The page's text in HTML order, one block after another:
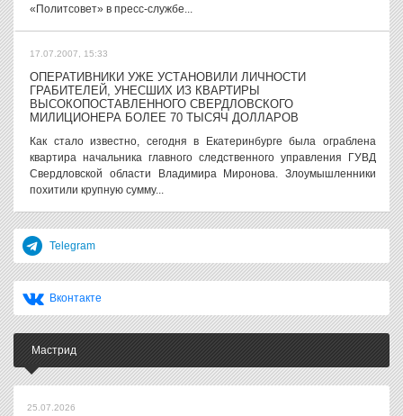
«Политсовет» в пресс-службе...
17.07.2007, 15:33
ОПЕРАТИВНИКИ УЖЕ УСТАНОВИЛИ ЛИЧНОСТИ
ГРАБИТЕЛЕЙ, УНЕСШИХ ИЗ КВАРТИРЫ
ВЫСОКОПОСТАВЛЕННОГО СВЕРДЛОВСКОГО
МИЛИЦИОНЕРА БОЛЕЕ 70 ТЫСЯЧ ДОЛЛАРОВ
Как стало известно, сегодня в Екатеринбурге была ограблена
квартира начальника главного следственного управления ГУВД
Свердловской области Владимира Миронова. Злоумышленники
похитили крупную сумму...
Telegram
Вконтакте
Мастрид
25.07.2026